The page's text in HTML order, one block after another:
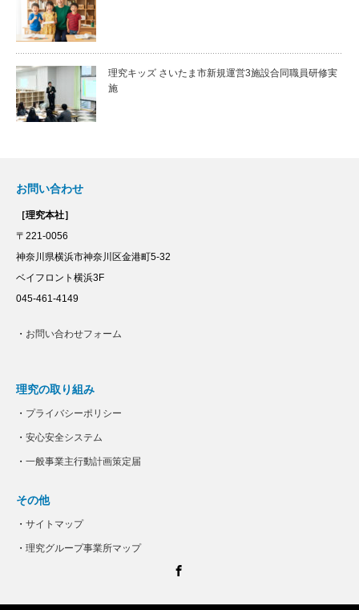
理究キッズ さいたま市新規運営3施設合同職員研修実
施
お問い合わせ
［理究本社］
〒221-0056
神奈川県横浜市神奈川区金港町5-32
ベイフロント横浜3F
045-461-4149
・ お問い合わせフォーム
理究の取り組み
・ プライバシーポリシー
・ 安心安全システム
・ 一般事業主行動計画策定届
その他
・ サイトマップ
・ 理究グループ事業所マップ